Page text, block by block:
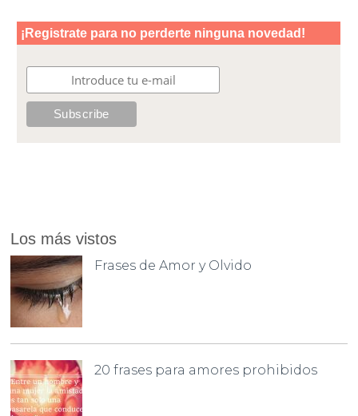
Los más vistos
Frases de Amor y Olvido
20 frases para amores prohibidos